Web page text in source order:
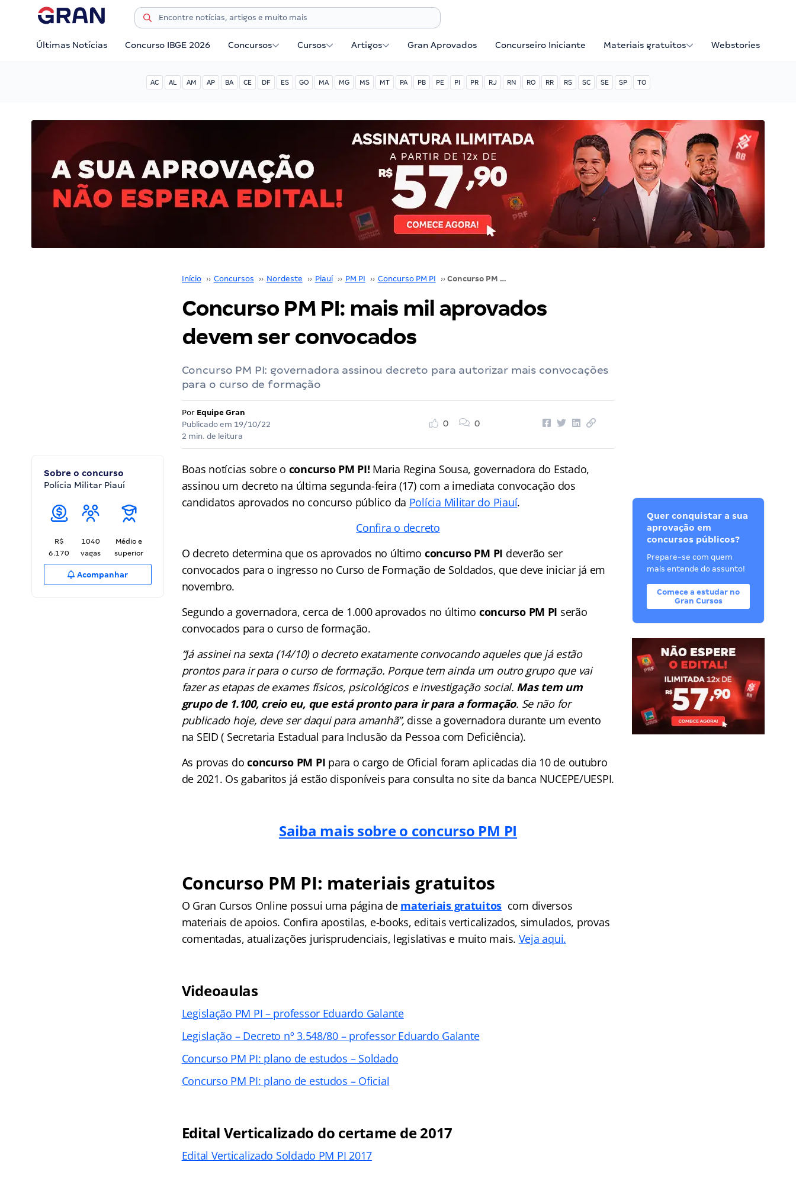
Últimas Notícias Concurso IBGE 2026 Concursos Cursos Artigos Gran Aprovados Concurseiro Iniciante Materiais gratuitos Webstories
AC AL AM AP BA CE DF ES GO MA MG MS MT PA PB PE PI PR RJ RN RO RR RS SC SE SP TO
Início ›› Concursos ›› Nordeste ›› Piauí ›› PM PI ›› Concurso PM PI ›› Concurso PM PI: mais mil aprovados devem ser convocados
Concurso PM PI: mais mil aprovados
devem ser convocados
Concurso PM PI: governadora assinou decreto para autorizar mais convocações
para o curso de formação
Por Equipe Gran
Publicado em 19/10/22
2 min. de leitura
0 0
Sobre o concurso
Polícia Militar Piauí
R$
6.170
1040
vagas
Médio e
superior
Acompanhar
Boas notícias sobre o concurso PM PI! Maria Regina Sousa, governadora do Estado,
assinou um decreto na última segunda-feira (17) com a imediata convocação dos
candidatos aprovados no concurso público da Polícia Militar do Piauí.
Confira o decreto
O decreto determina que os aprovados no último concurso PM PI deverão ser
convocados para o ingresso no Curso de Formação de Soldados, que deve iniciar já em
novembro.
Segundo a governadora, cerca de 1.000 aprovados no último concurso PM PI serão
convocados para o curso de formação.
“Já assinei na sexta (14/10) o decreto exatamente convocando aqueles que já estão
prontos para ir para o curso de formação. Porque tem ainda um outro grupo que vai
fazer as etapas de exames físicos, psicológicos e investigação social. Mas tem um
grupo de 1.100, creio eu, que está pronto para ir para a formação. Se não for
publicado hoje, deve ser daqui para amanhã”, disse a governadora durante um evento
na SEID ( Secretaria Estadual para Inclusão da Pessoa com Deficiência).
As provas doconcurso PM PI para o cargo de Oficial foram aplicadas dia 10 de outubro
de 2021. Os gabaritos já estão disponíveis para consulta no site da banca NUCEPE/UESPI.
Saiba mais sobre o concurso PM PI
Concurso PM PI: materiais gratuitos
O Gran Cursos Online possui uma página de materiais gratuitos com diversos
materiais de apoios. Confira apostilas, e-books, editais verticalizados, simulados, provas
comentadas, atualizações jurisprudenciais, legislativas e muito mais. Veja aqui.
Videoaulas
Legislação PM PI – professor Eduardo Galante
Legislação – Decreto nº 3.548/80 – professor Eduardo Galante
Concurso PM PI: plano de estudos – Soldado
Concurso PM PI: plano de estudos – Oficial
Edital Verticalizado do certame de 2017
Edital Verticalizado Soldado PM PI 2017
Quer conquistar a sua
aprovação em
concursos públicos?
Prepare-se com quem
mais entende do assunto!
Comece a estudar no
Gran Cursos